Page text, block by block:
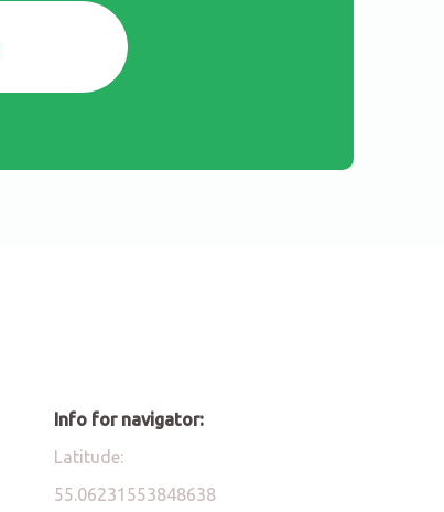
Info for navigator:
Latitude:
55.06231553848638